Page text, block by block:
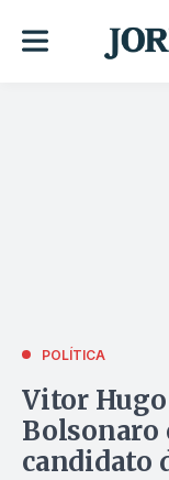
POLÍTICA
Vitor
Bolsonaro
candidato